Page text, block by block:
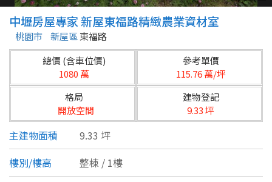
縣市
不限
台北市
基隆市
新北市
宜蘭縣
桃園市
區域
類型(可複選)
中壢房屋專家 新屋東福路精緻農業資材室
桃園市 新屋區 東福路
總價 (含車位價)
1080 萬
參考單價
115.76 萬/坪
格局
開放空間
建物登記
9.33 坪
主建物面積
9.33 坪
樓別/樓高
整棟 / 1樓